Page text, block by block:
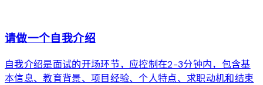
请做一个自我介绍
自我介绍是面试的开场环节，应控制在2-3分钟内，包含基
本信息、教育背景、项目经验、个人特点、求职动机和结束